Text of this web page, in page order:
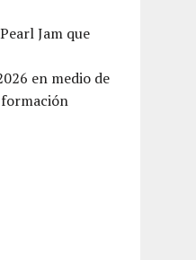
Jam que
en medio de